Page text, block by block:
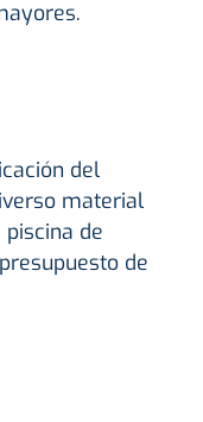
del
material
de
de